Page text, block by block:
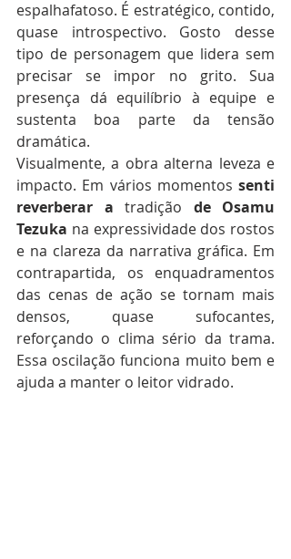
espalhafatoso. É estratégico, contido,
quase introspectivo. Gosto desse
tipo de personagem que lidera sem
precisar se impor no grito. Sua
presença dá equilíbrio à equipe e
sustenta boa parte da tensão
dramática.
Visualmente, a obra alterna leveza e
impacto. Em vários momentos senti
reverberar a tradição de
Osamu
Tezuka na expressividade dos rostos
e na clareza da narrativa gráfica. Em
contrapartida, os enquadramentos
das cenas de ação se tornam mais
densos, quase sufocantes,
reforçando o clima sério da trama.
Essa oscilação funciona muito bem e
ajuda a manter o leitor vidrado.